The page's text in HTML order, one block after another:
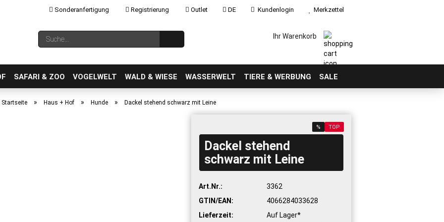
Sonderanfertigung Registrierung Outlet DE
Sprache auswählen
Kundenlogin
Passwort vergessen?
Merkzettel
Suche... Ihr Warenkorb
SAFARI & ZOO VOGELWELT WALD & WIESE WASSERWELT TIERE & WERBUNG SALE
Startseite » Haus + Hof » Hunde » Dackel stehend schwarz mit Leine
% TOP
Dackel stehend
schwarz mit Leine
Art.Nr.:
3362
GTIN/EAN:
4066284033628
Lieferzeit:
Auf Lager*